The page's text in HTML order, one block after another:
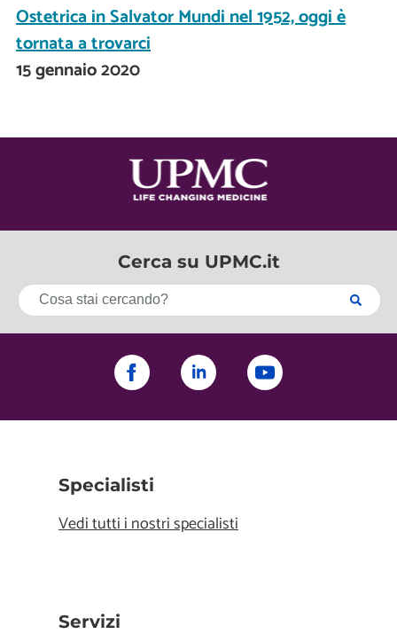
Ostetrica in Salvator Mundi nel 1952, oggi è
tornata a trovarci
15 gennaio 2020
Cerca su UPMC.it
Specialisti
Vedi tutti i nostri specialisti
Servizi